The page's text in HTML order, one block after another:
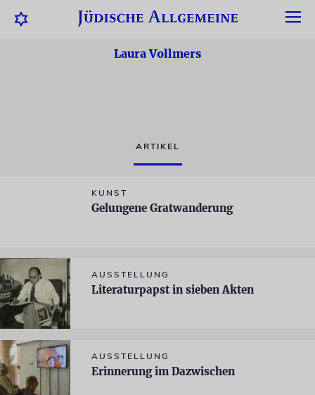
Laura Vollmers
ARTIKEL
KUNST
Gelungene Gratwanderung
AUSSTELLUNG
Literaturpapst in sieben Akten
AUSSTELLUNG
Erinnerung im Dazwischen